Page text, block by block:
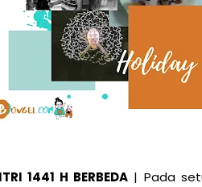
1441 H BERBEDA | Pada